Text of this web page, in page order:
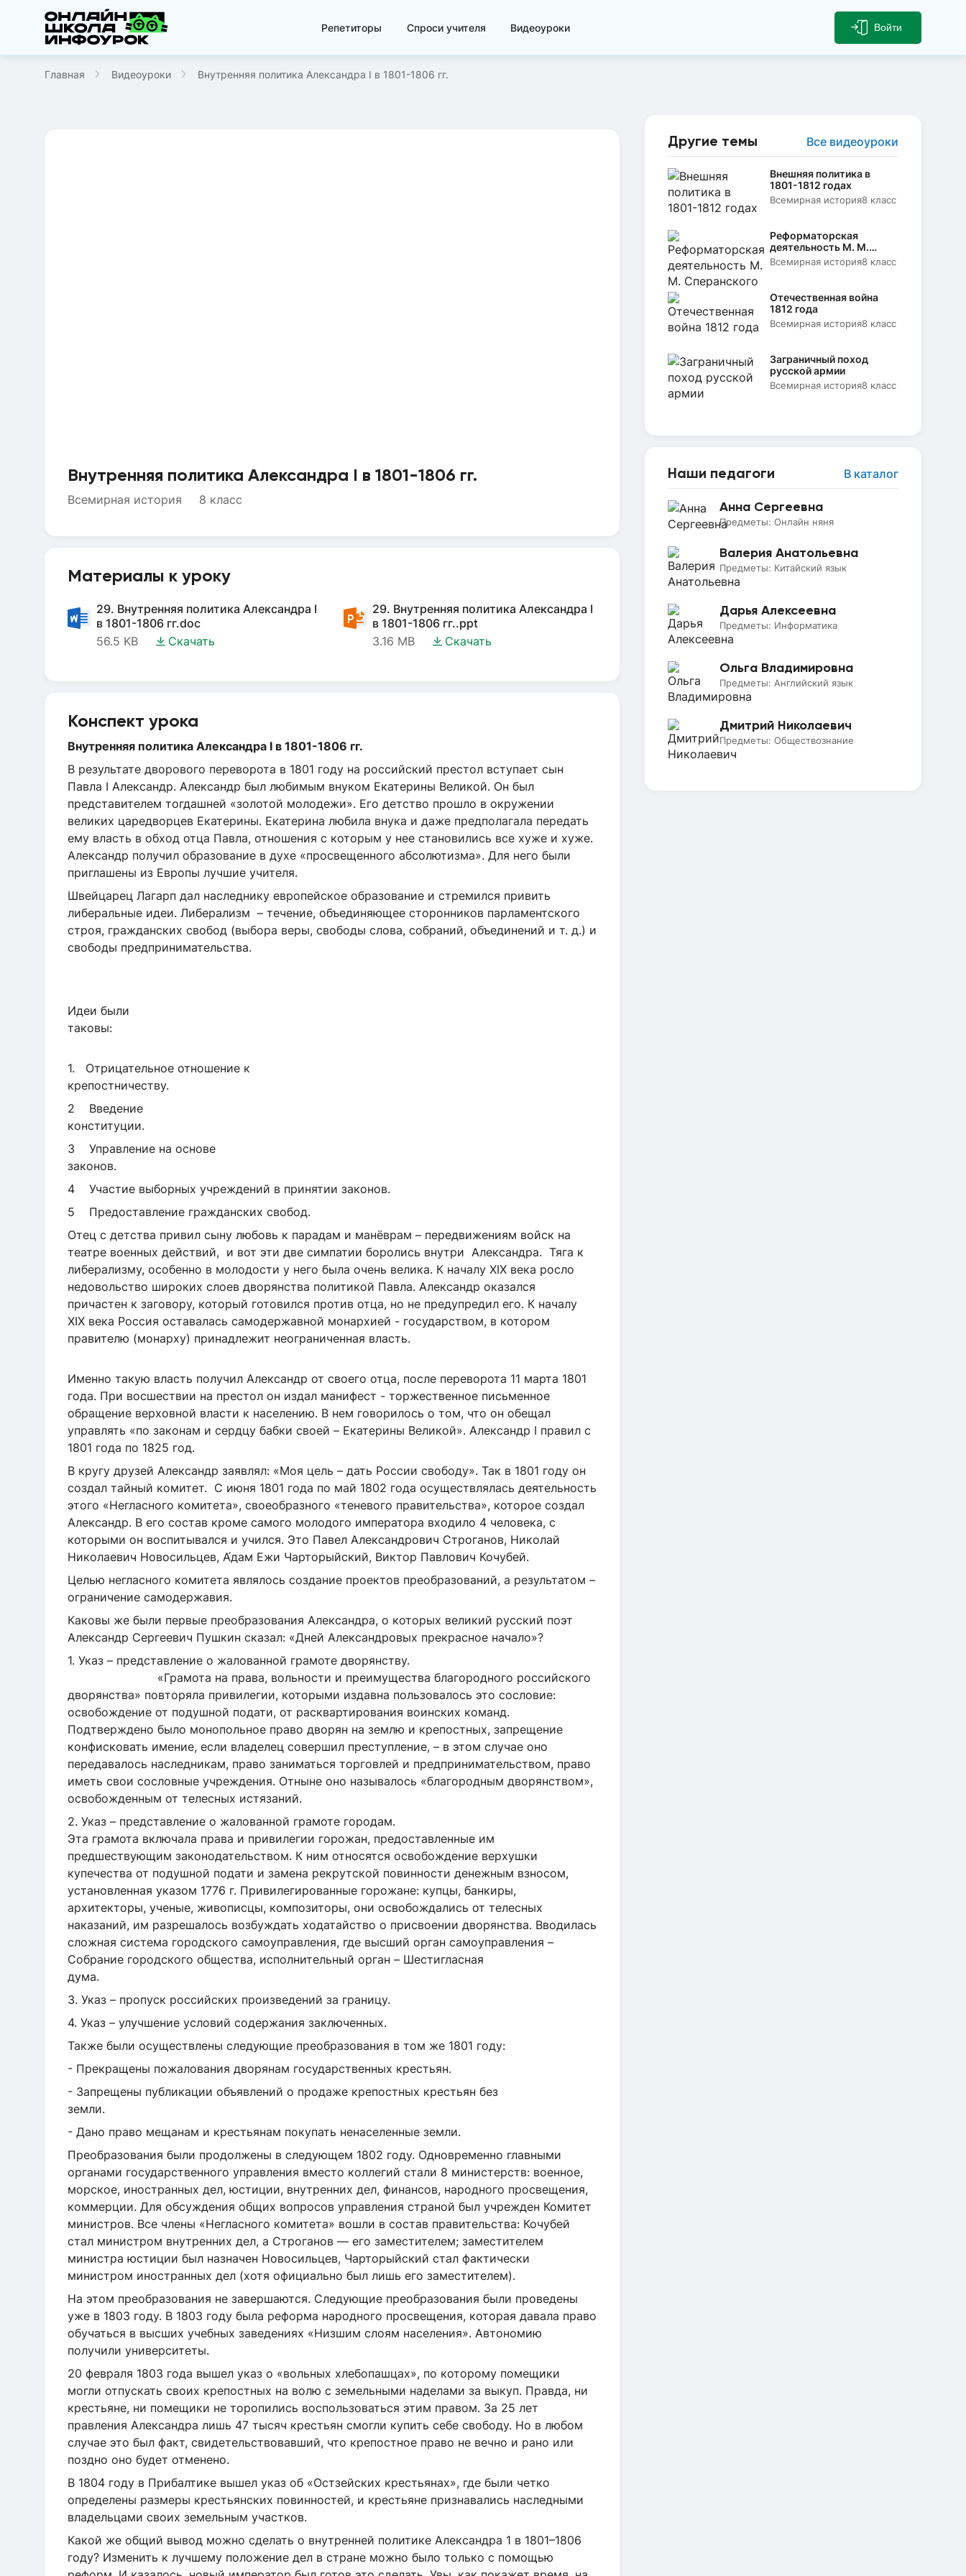
Репетиторы Спроси учителя Видеоуроки Войти
Главная Видеоуроки Внутренняя политика Александра I в 1801-1806 гг.
Другие темы Все видеоуроки
Внешняя политика в
1801-1812 годах
Всемирная история8 класс
Реформаторская
деятельность М. М.
Сперанского
Всемирная история8 класс
Отечественная война
1812 года
Всемирная история8 класс
Заграничный поход
русской армии
Всемирная история8 класс
Наши педагоги В каталог
Анна Сергеевна
Предметы: Онлайн няня
Валерия Анатольевна
Предметы: Китайский язык
Дарья Алексеевна
Предметы: Информатика
Ольга Владимировна
Предметы: Английский язык
Дмитрий Николаевич
Предметы: Обществознание
Внутренняя политика Александра I в 1801-1806 гг.
Всемирная история 8 класс
Материалы к уроку
29. Внутренняя политика Александра I
в 1801-1806 гг.doc
56.5 KB
Скачать
29. Внутренняя политика Александра I
в 1801-1806 гг..ppt
3.16 MB
Скачать
Конспект урока
Внутренняя политика Александра I в 1801-1806 гг.
В результате дворового переворота в 1801 году на российский престол вступает сын
Павла I Александр. Александр был любимым внуком Екатерины Великой. Он был
представителем тогдашней «золотой молодежи». Его детство прошло в окружении
великих царедворцев Екатерины. Екатерина любила внука и даже предполагала передать
ему власть в обход отца Павла, отношения с которым у нее становились все хуже и хуже.
Александр получил образование в духе «просвещенного абсолютизма». Для него были
приглашены из Европы лучшие учителя.
Швейцарец Лагарп дал наследнику европейское образование и стремился привить
либеральные идеи. Либерализм – течение, объединяющее сторонников парламентского
строя, гражданских свобод (выбора веры, свободы слова, собраний, объединений и т. д.) и
свободы предпринимательства.
Идеи были
таковы:
1. Отрицательное отношение к
крепостничеству.
2 Введение
конституции.
3 Управление на основе
законов.
4 Участие выборных учреждений в принятии законов.
5 Предоставление гражданских свобод.
Отец с детства привил сыну любовь к парадам и манёврам – передвижениям войск на
театре военных действий, и вот эти две симпатии боролись внутри Александра. Тяга к
либерализму, особенно в молодости у него была очень велика. К началу XIX века росло
недовольство широких слоев дворянства политикой Павла. Александр оказался
причастен к заговору, который готовился против отца, но не предупредил его. К началу
XIX века Россия оставалась самодержавной монархией - государством, в котором
правителю (монарху) принадлежит неограниченная власть.
Именно такую власть получил Александр от своего отца, после переворота 11 марта 1801
года. При восшествии на престол он издал манифест - торжественное письменное
обращение верховной власти к населению. В нем говорилось о том, что он обещал
управлять «по законам и сердцу бабки своей – Екатерины Великой». Александр I правил с
1801 года по 1825 год.
В кругу друзей Александр заявлял: «Моя цель – дать России свободу». Так в 1801 году он
создал тайный комитет. С июня 1801 года по май 1802 года осуществлялась деятельность
этого «Негласного комитета», своеобразного «теневого правительства», которое создал
Александр. В его состав кроме самого молодого императора входило 4 человека, с
которыми он воспитывался и учился. Это Павел Александрович Строганов, Николай
Николаевич Новосильцев, А́дам Ежи Чарторыйский, Виктор Павлович Кочубей.
Целью негласного комитета являлось создание проектов преобразований, а результатом –
ограничение самодержавия.
Каковы же были первые преобразования Александра, о которых великий русский поэт
Александр Сергеевич Пушкин сказал: «Дней Александровых прекрасное начало»?
1. Указ – представление о жалованной грамоте дворянству.
«Грамота на права, вольности и преимущества благородного российского
дворянства» повторяла привилегии, которыми издавна пользовалось это сословие:
освобождение от подушной подати, от расквартирования воинских команд.
Подтверждено было монопольное право дворян на землю и крепостных, запрещение
конфисковать имение, если владелец совершил преступление, – в этом случае оно
передавалось наследникам, право заниматься торговлей и предпринимательством, право
иметь свои сословные учреждения. Отныне оно называлось «благородным дворянством»,
освобожденным от телесных истязаний.
2. Указ – представление о жалованной грамоте городам.
Эта грамота включала права и привилегии горожан, предоставленные им
предшествующим законодательством. К ним относятся освобождение верхушки
купечества от подушной подати и замена рекрутской повинности денежным взносом,
установленная указом 1776 г. Привилегированные горожане: купцы, банкиры,
архитекторы, ученые, живописцы, композиторы, они освобождались от телесных
наказаний, им разрешалось возбуждать ходатайство о присвоении дворянства. Вводилась
сложная система городского самоуправления, где высший орган самоуправления –
Собрание городского общества, исполнительный орган – Шестигласная
дума.
3. Указ – пропуск российских произведений за границу.
4. Указ – улучшение условий содержания заключенных.
Также были осуществлены следующие преобразования в том же 1801 году:
- Прекращены пожалования дворянам государственных крестьян.
- Запрещены публикации объявлений о продаже крепостных крестьян без
земли.
- Дано право мещанам и крестьянам покупать ненаселенные земли.
Преобразования были продолжены в следующем 1802 году. Одновременно главными
органами государственного управления вместо коллегий стали 8 министерств: военное,
морское, иностранных дел, юстиции, внутренних дел, финансов, народного просвещения,
коммерции. Для обсуждения общих вопросов управления страной был учрежден Комитет
министров. Все члены «Негласного комитета» вошли в состав правительства: Кочубей
стал министром внутренних дел, а Строганов — его заместителем; заместителем
министра юстиции был назначен Новосильцев, Чарторыйский стал фактически
министром иностранных дел (хотя официально был лишь его заместителем).
На этом преобразования не завершаются. Следующие преобразования были проведены
уже в 1803 году. В 1803 году была реформа народного просвещения, которая давала право
обучаться в высших учебных заведениях «Низшим слоям населения». Автономию
получили университеты.
20 февраля 1803 года вышел указ о «вольных хлебопашцах», по которому помещики
могли отпускать своих крепостных на волю с земельными наделами за выкуп. Правда, ни
крестьяне, ни помещики не торопились воспользоваться этим правом. За 25 лет
правления Александра лишь 47 тысяч крестьян смогли купить себе свободу. Но в любом
случае это был факт, свидетельствовавший, что крепостное право не вечно и рано или
поздно оно будет отменено.
В 1804 году в Прибалтике вышел указ об «Остзейских крестьянах», где были четко
определены размеры крестьянских повинностей, и крестьяне признавались наследными
владельцами своих земельным участков.
Какой же общий вывод можно сделать о внутренней политике Александра 1 в 1801–1806
году? Изменить к лучшему положение дел в стране можно было только с помощью